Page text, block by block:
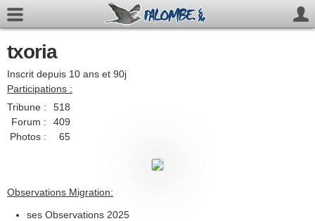
txoria
Inscrit depuis 10 ans et 90j
Participations :
Tribune :
518
Forum :
409
Photos :
65
Observations Migration:
ses Observations 2025